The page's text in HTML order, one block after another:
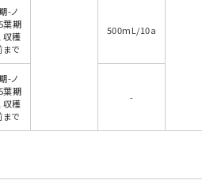
-ノ
葉期
収穫
で
500mL/10a
-ノ
葉期
収穫
で
-